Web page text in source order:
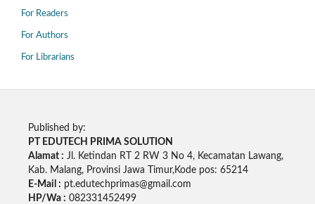
For Readers
For Authors
For Librarians
Published by:
PT EDUTECH PRIMA SOLUTION
Alamat : Jl. Ketindan RT 2 RW 3 No 4, Kecamatan Lawang,
Kab. Malang, Provinsi Jawa Timur,Kode pos: 65214
E-Mail : pt.edutechprimas@gmail.com
HP/Wa : 082331452499